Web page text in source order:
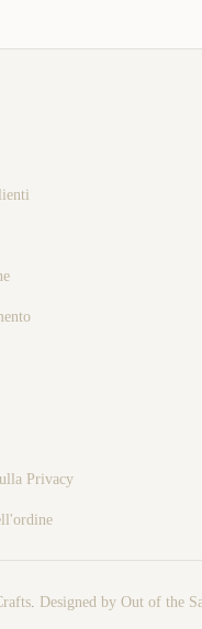
Privacy
Designed by Out of the